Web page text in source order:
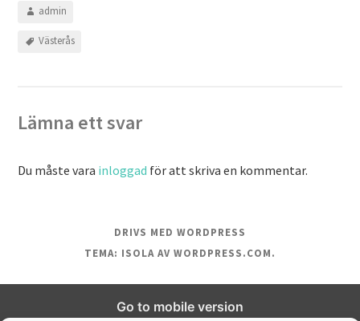
admin
Västerås
Lämna ett svar
Du måste vara inloggad för att skriva en kommentar.
DRIVS MED WORDPRESS
TEMA: ISOLA AV WORDPRESS.COM.
Go to mobile version